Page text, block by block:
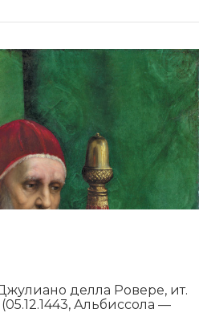
делла Ровере, ит.
Альбиссола —